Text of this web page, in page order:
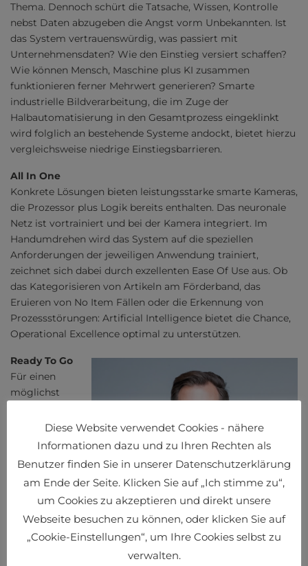
Thema. Dennoch schürt die Tatsache, Wissen, Kontrolle
nebst Daten abzugeben die Angst vorm Unbekannten. Ist
das System vertrauenswürdig, was passiert mit
Unternehmensdaten? Wie den Einstieg versiert schaffen?
Wie können Mensch, Maschine plus KI zusammen
funktionieren ferner Mehrwert generieren? Smarte
industrielle Bildverarbeitung, die im Zuge der
Halbautomatisierung in den Gesamtprozess eingeklinkt
wird folglich an bestehende Systeme andockt, bietet hierzu
vergleichsweise niedrige Einstiegsbarrieren.
All In One
Konkrete Lösungen bieten leistungsstarke smarte Kameras,
die Prozessor plus Logik bereits enthalten. Das neuronale
Netz ist vortrainiert und bei der Kamera integriert. Im
Handumdrehen wird das System auf die speziellen
Anforderungen der jeweiligen Anwendung trainiert,
zeichnet sich dabei durch exzellenten Ease Of Use aus. Ob
das Kategorisieren von Artikeln am Förderband, das
Eruieren von No Item Fällen oder die Erkennung von
Prozessstörungen: Artificial Intelligence bietet die Chance,
Operational Excellence optimal zu unterstützen.
Alexander Heilmann
Ready To Go
Für einen
möglichst
angstfreien
Einstieg in die
Artificial
Intelligence
empfiehlt sich
das
Identifizieren
von Potenzialen anhand Learning By Doing. Spezielle
Diese Website verwendet Cookies - nähere
Informationen dazu und zu Ihren Rechten als
Benutzer finden Sie in unserer Datenschutzerklärung
am Ende der Seite. Klicken Sie auf „Ich stimme zu“,
um Cookies zu akzeptieren und direkt unsere
Webseite besuchen zu können, oder klicken Sie auf
„Cookie-Einstellungen“, um Ihre Cookies selbst zu
verwalten.